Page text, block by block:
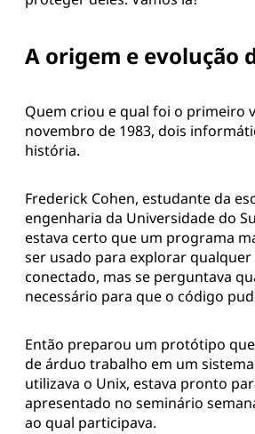
A origem e evolução
Quem criou e qual foi o primeiro
novembro de 1983, dois
história.
Frederick Cohen, estudante da
engenharia da Universidade do
estava certo que um programa
ser usado para explorar qualquer
conectado, mas se perguntava
necessário para que o código
Então preparou um protótipo
de árduo trabalho em um sistema
utilizava o Unix, estava pronto
apresentado no seminário
ao qual participava.